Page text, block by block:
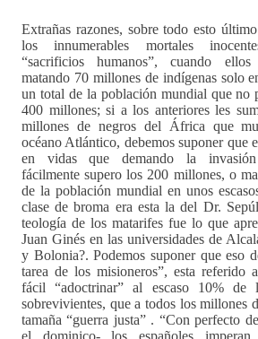
Extrañas razones, sobre todo esto
los innumerables mortales
“sacrificios humanos”, cuando
matando 70 millones de indígenas solo
un total de la población mundial que no
400 millones; si a los anteriores les
millones de negros del África que
océano Atlántico, debemos suponer que
en vidas que demando la invasión
fácilmente supero los 200 millones, o
de la población mundial en unos
clase de broma era esta la del Dr.
teología de los matarifes fue lo que
Juan Ginés en las universidades de
y Bolonia?. Podemos suponer que eso
tarea de los misioneros”, esta referido
fácil “adoctrinar” al escaso 10% de
sobrevivientes, que a todos los millones
tamaña “guerra justa” . “Con perfecto
el dominico- los españoles imperan